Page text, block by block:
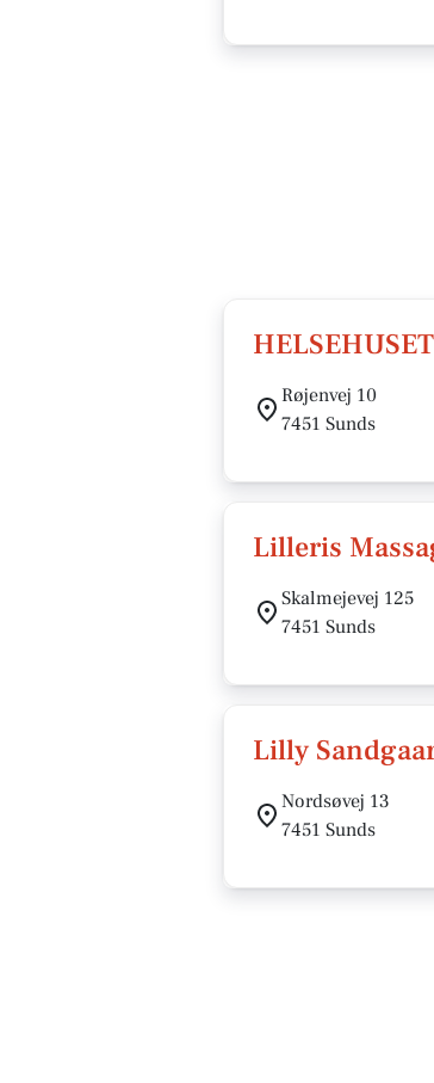
Røjenvej 10
7451 Sunds
Lilleris
Skalmejevej 125
7451 Sunds
Lilly
Nordsøvej 13
7451 Sunds